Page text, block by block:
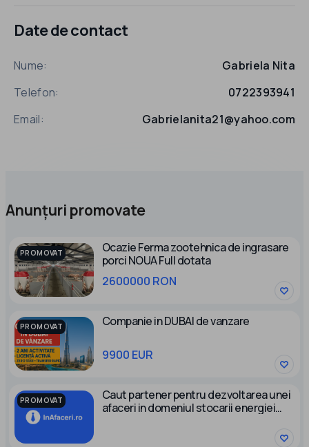
Date de contact
Nume:
Gabriela Nita
Telefon:
0722393941
Email:
Gabrielanita21@yahoo.com
Anunțuri promovate
PROMOVAT
Ocazie Ferma zootehnica de ingrasare
porci NOUA Full dotata
2600000 RON
PROMOVAT Companie in DUBAI de vanzare
9900 EUR
PROMOVAT
Caut partener pentru dezvoltarea unei
afaceri in domeniul stocarii energiei